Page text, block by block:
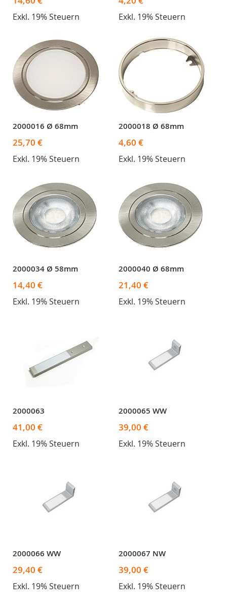
Exkl. 19% Steuern Exkl. 19% Steuern
2000016 Ø 68mm
25,70 €
Exkl. 19% Steuern
2000018 Ø 68mm
4,60 €
Exkl. 19% Steuern
2000034 Ø 58mm
14,40 €
Exkl. 19% Steuern
2000040 Ø 68mm
21,40 €
Exkl. 19% Steuern
2000063
41,00 €
Exkl. 19% Steuern
2000065 WW
39,00 €
Exkl. 19% Steuern
2000066 WW
29,40 €
Exkl. 19% Steuern
2000067 NW
39,00 €
Exkl. 19% Steuern